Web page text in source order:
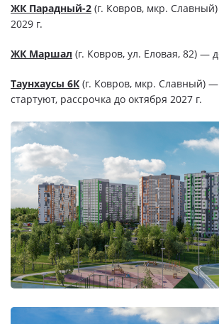
ЖК Парадный-2 (г. Ковров, мкр.
2029 г.
ЖК Маршал (г. Ковров, ул. Еловая, 82) —
Таунхаусы 6К (г. Ковров, мкр. Славный)
стартуют, рассрочка до октября 2027 г.